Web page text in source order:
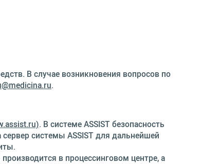
В случае возникновения вопросов по
.
. В системе ASSIST безопасность
системы ASSIST для дальнейшей
в процессинговом центре, а